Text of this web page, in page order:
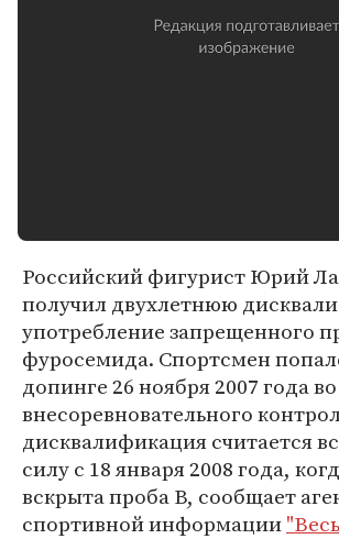
Российский фигурист Юрий
получил двухлетнюю
употребление запрещенного
фуросемида. Спортсмен
допинге 26 ноября 2007 года
внесоревновательного
дисквалификация считается
силу с 18 января 2008 года,
вскрыта проба В, сообщает
спортивной информации